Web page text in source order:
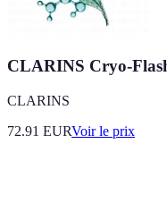
CLARINS Cryo-
CLARINS
72.91 EURVoir le prix